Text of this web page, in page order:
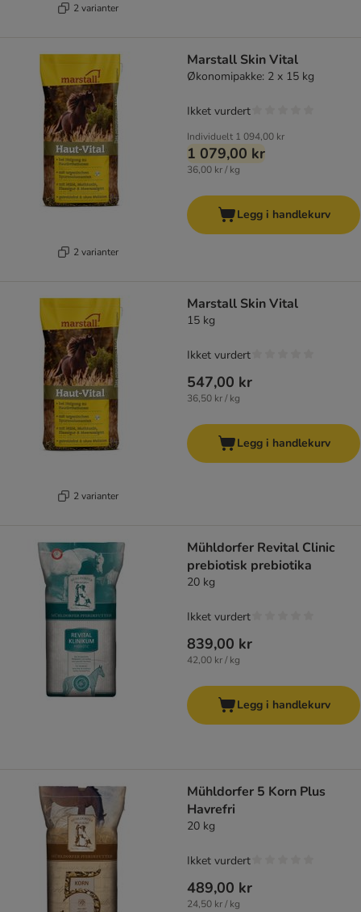
2 varianter
2 varianter
Marstall Skin Vital
Økonomipakke: 2 x 15 kg
Individuelt 1 094,00 kr
1 079,00 kr
36,00 kr / kg
Ikket vurdert
Legg i handlekurv
2 varianter
Marstall Skin Vital
15 kg
547,00 kr
36,50 kr / kg
Ikket vurdert
Legg i handlekurv
Mühldorfer Revital Clinic
prebiotisk prebiotika
20 kg
839,00 kr
42,00 kr / kg
Ikket vurdert
Legg i handlekurv
Mühldorfer 5 Korn Plus
Havrefri
20 kg
489,00 kr
24,50 kr / kg
Ikket vurdert